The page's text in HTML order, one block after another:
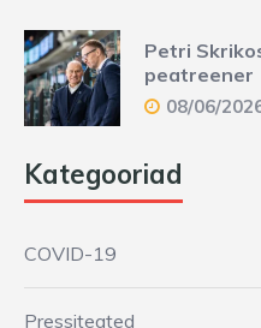
Petri
peatreener
08/06/
Kategooriad
COVID-19
Pressiteated